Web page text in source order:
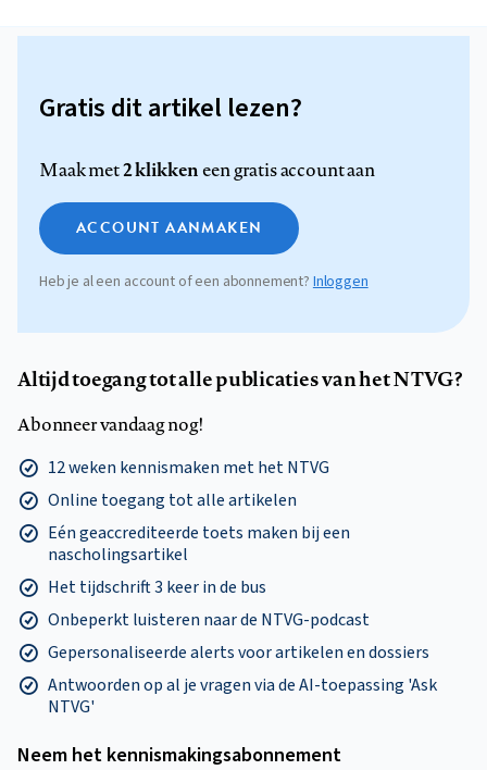
Gratis dit artikel lezen?
Maak met2 klikkeneen gratis account aan
ACCOUNT AANMAKEN
Heb je al een account of een abonnement? Inloggen
Altijd toegang tot alle publicaties van het NTVG?
Abonneer vandaag nog!
12 weken kennismaken met het NTVG
Online toegang tot alle artikelen
Eén geaccrediteerde toets maken bij een
nascholingsartikel
Het tijdschrift 3 keer in de bus
Onbeperkt luisteren naar de NTVG-podcast
Gepersonaliseerde alerts voor artikelen en dossiers
Antwoorden op al je vragen via de AI-toepassing 'Ask
NTVG'
Neem het kennismakings­abonnement